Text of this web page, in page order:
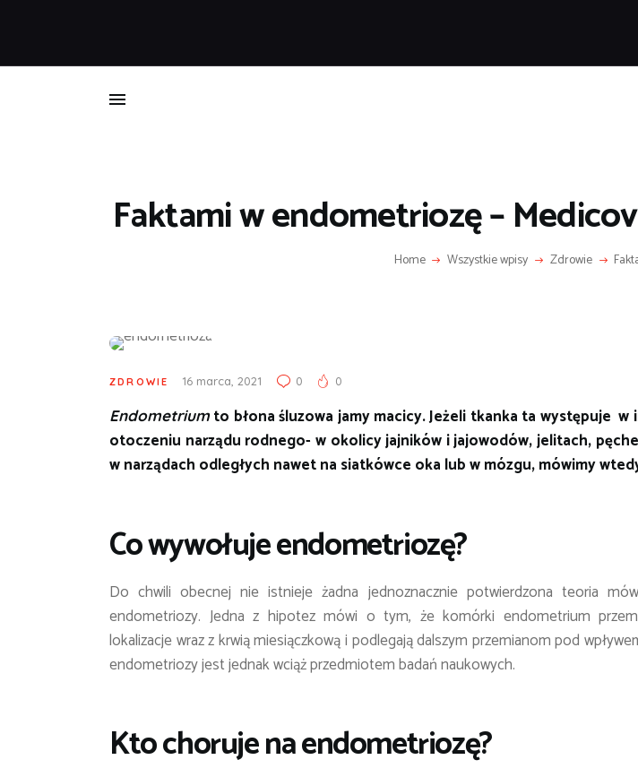
Faktami w endometriozę –
Home Wszystkie wpisy Zdrowie
ZDROWIE 16 marca, 2021 0 0
Endometriumto błona śluzowa jamy macicy. Jeżeli tkanka ta występuje w
otoczeniu narządu rodnego- w okolicy jajników i jajowodów, jelitach,
w narządach odległych nawet na siatkówce oka lub w mózgu, mówimy
Co wywołuje endometriozę?
Do chwili obecnej nie istnieje żadna jednoznacznie potwierdzona teoria
endometriozy. Jedna z hipotez mówi o tym, że komórki endometrium
lokalizacje wraz z krwią miesiączkową i podlegają dalszym przemianom pod
endometriozy jest jednak wciąż przedmiotem badań naukowych.
Kto choruje na endometriozę?